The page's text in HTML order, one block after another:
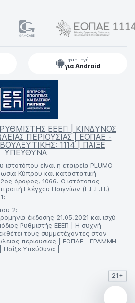
Εφαρμογή
για Android
ΕΕΕΠ | ΚΙΝΔΥΝΟΣ
ΠΕΡΙΟΥΣΙΑΣ | ΕΟΠΑΕ -
1114 | ΠΑΙΞΕ
ΥΠΕΥΘΥΝΑ
ιστοτόπου είναι η εταιρεία PLUMO
Κύπρου και καταστατική
όροφος, 1066. Ο ιστότοπος
Ελέγχου Παιγνίων (Ε.Ε.Ε.Π.)
2:
έκδοσης 21.05.2021 και ισχύ
Ρυθμιστής ΕΕΕΠ | Η συχνή
τους συμμετέχοντες στον
περιουσίας | ΕΟΠΑΕ - ΓΡΑΜΜΗ
Υπεύθυνα |
21+